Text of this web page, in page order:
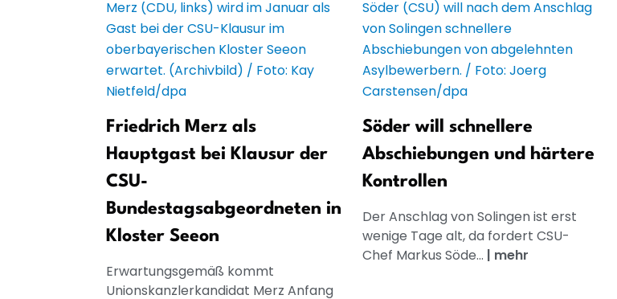
Friedrich Merz als
Hauptgast bei Klausur der
CSU-
Bundestagsabgeordneten in
Kloster Seeon
Erwartungsgemäß kommt
Unionskanzlerkandidat Merz Anfang
Söder will schnellere
Abschiebungen und härtere
Kontrollen
Der Anschlag von Solingen ist erst
wenige Tage alt, da fordert CSU-
Chef Markus Söde... | mehr